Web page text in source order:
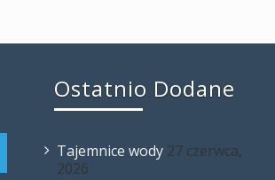
Ostatnio Dodane
Tajemnice wody 27 czerwca,
2026